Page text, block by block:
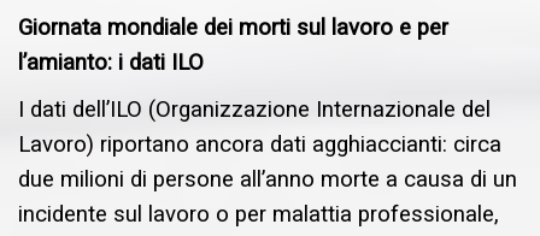
Giornata mondiale dei morti sul lavoro e per
l’amianto: i dati ILO
I dati dell’ILO (Organizzazione Internazionale del
Lavoro) riportano ancora dati agghiaccianti: circa
due milioni di persone all’anno morte a causa di un
incidente sul lavoro o per malattia professionale,